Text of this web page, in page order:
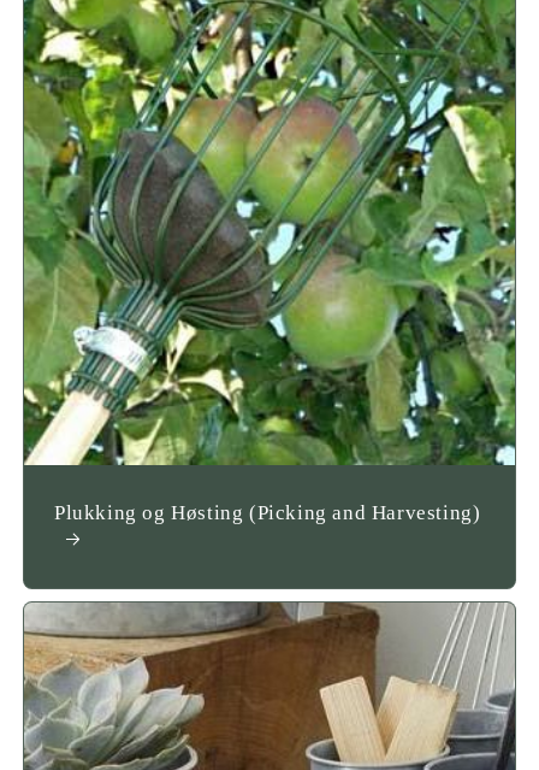
Plukking og Høsting (Picking and Harvesting)